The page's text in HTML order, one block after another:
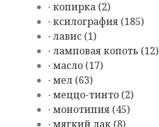
∙ копирка (2)
∙ ксилография (185)
∙ лавис (1)
∙ ламповая копоть (12)
∙ масло (17)
∙ мел (63)
∙ меццо-тинто (2)
∙ монотипия (45)
∙ мягкий лак (8)